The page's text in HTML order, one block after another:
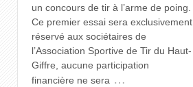
un concours de tir à l’arme de poing.
Ce premier essai sera exclusivement
réservé aux sociétaires de
l’Association Sportive de Tir du Haut-
Giffre, aucune participation
financière ne sera …